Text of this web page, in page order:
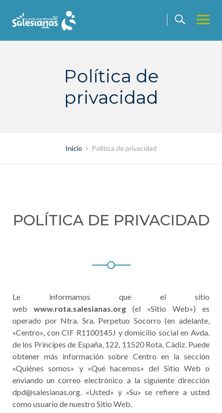
contenido
Política de
privacidad
Inicio Política de privacidad
POLÍTICA DE PRIVACIDAD
Le informamos que el sitio
web www.rota.salesianas.org (el «Sitio Web») es
operado por Ntra. Sra. Perpetuo Socorro (en adelante,
«Centro», con CIF R1100145J y domicilio social en Avda.
de los Principes de España, 122, 11520 Rota, Cádiz. Puede
obtener más información sobre Centro en la sección
«Quiénes somos» y «Qué hacemos» del Sitio Web o
enviando un correo electrónico a la siguiente dirección
dpd@salesianas.org. «Usted» y «Su» se refiere a usted
como usuario de nuestro Sitio Web.